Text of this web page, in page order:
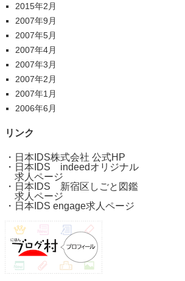
2015年2月
2007年9月
2007年5月
2007年4月
2007年3月
2007年2月
2007年1月
2006年6月
リンク
・ 日本IDS株式会社 公式HP
・ 日本IDS indeedオリジナル
求人ページ
・ 日本IDS 新宿区しごと図鑑
求人ページ
・ 日本IDS engage求人ページ